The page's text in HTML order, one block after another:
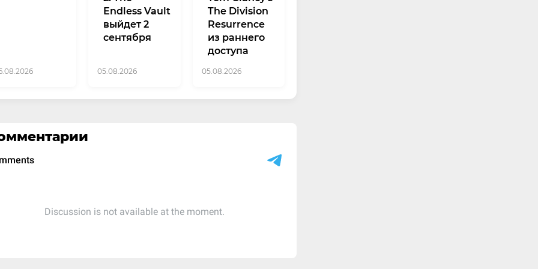
Endless Vault
выйдет 2
сентября
05.08.2026
The Division
Resurrence
из раннего
доступа
05.08.2026